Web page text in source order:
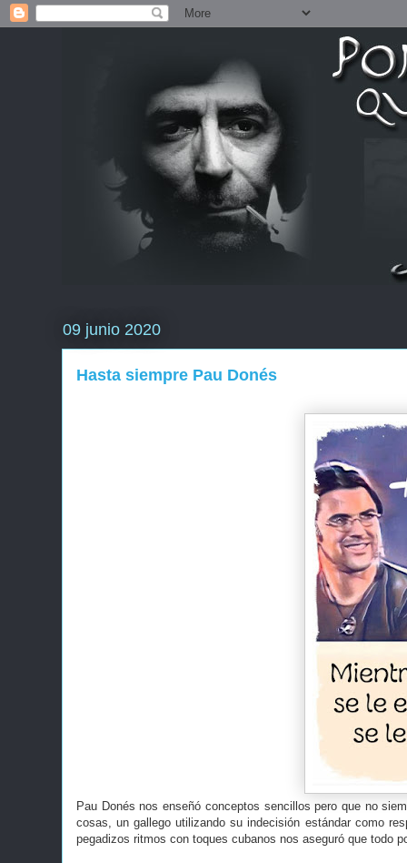
09 junio 2020
Hasta siempre Pau Donés
Pau Donés nos enseñó conceptos sencillos pero que no
cosas, un gallego utilizando su indecisión estándar como
pegadizos ritmos con toques cubanos nos aseguró que todo